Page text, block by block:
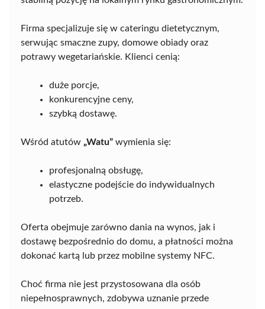
Firma specjalizuje się w cateringu dietetycznym,
serwując smaczne zupy, domowe obiady oraz
potrawy wegetariańskie. Klienci cenią:
duże porcje,
konkurencyjne ceny,
szybką dostawę.
Wśród atutów „Watu” wymienia się:
profesjonalną obsługę,
elastyczne podejście do indywidualnych
potrzeb.
Oferta obejmuje zarówno dania na wynos, jak i
dostawę bezpośrednio do domu, a płatności można
dokonać kartą lub przez mobilne systemy NFC.
Choć firma nie jest przystosowana dla osób
niepełnosprawnych, zdobywa uznanie przede